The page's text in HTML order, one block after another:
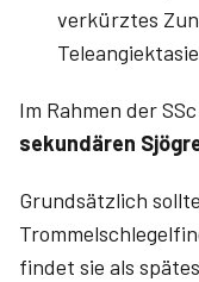
verkürztes
Im Rahmen der
sekundären
Grundsätzlich
findet sie als